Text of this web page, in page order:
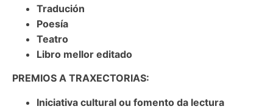
Tradución
Poesía
Teatro
Libro mellor editado
PREMIOS A TRAXECTORIAS:
Iniciativa cultural ou fomento da lectura